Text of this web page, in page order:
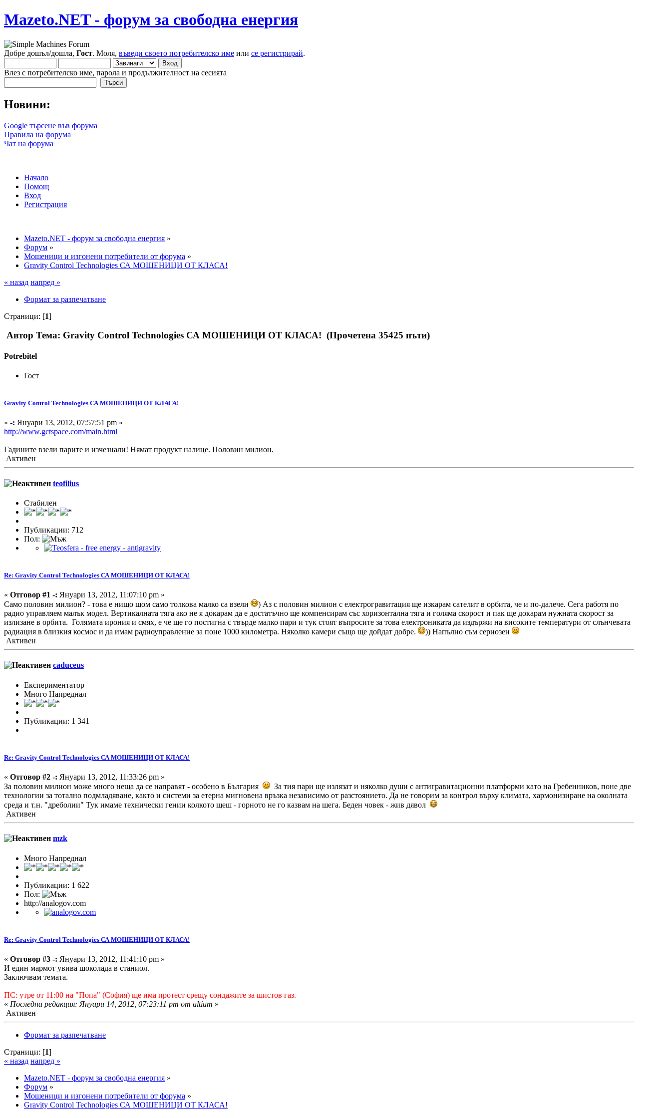
Mazeto.NET - форум за свободна енергия
Добре дошъл/дошла, Гост. Моля, въведи своето потребителско име или се регистрирай.
Влез с потребителско име, парола и продължителност на сесията
Новини:
Google търсене във форума
Правила на форума
Чат на форума
Начало
Помощ
Вход
Регистрация
Mazeto.NET - форум за свободна енергия »
Форум »
Мошеници и изгонени потребители от форума »
Gravity Control Technologies СА МОШЕНИЦИ ОТ КЛАСА!
« назад напред »
Формат за разпечатване
Страници: [1]
Автор Тема: Gravity Control Technologies СА МОШЕНИЦИ ОТ КЛАСА! (Прочетена 35425 пъти)
Potrebitel
Гост
Gravity Control Technologies СА МОШЕНИЦИ ОТ КЛАСА!
« -: Януари 13, 2012, 07:57:51 pm »
http://www.gctspace.com/main.html
Гадините взели парите и изчезнали! Нямат продукт налице. Половин милион.
Активен
teofilius
Стабилен
Публикации: 712
Пол:
Re: Gravity Control Technologies СА МОШЕНИЦИ ОТ КЛАСА!
« Отговор #1 -: Януари 13, 2012, 11:07:10 pm »
Само половин милион? - това е нищо щом само толкова малко са взели
) Аз с половин милион с електрогравитация ще изкарам сателит в орбита, че и по-далече. Сега работя по
радио управляем малък модел. Вертикалната тяга ако не я докарам да е достатъчно ще компенсирам със хоризонтална тяга и голяма скорост и пак ще докарам нужната скорост за
излизане в орбита. Голямата ирония и смях, е че ще го постигна с твърде малко пари и тук стоят въпросите за това електрониката да издържи на високите температури от слънчевата
радиация в близкия космос и да имам радиоуправление за поне 1000 километра. Няколко камери също ще дойдат добре.
)) Напълно съм сериозен
Активен
caduceus
Експериментатор
Много Напреднал
Публикации: 1 341
Re: Gravity Control Technologies СА МОШЕНИЦИ ОТ КЛАСА!
« Отговор #2 -: Януари 13, 2012, 11:33:26 pm »
За половин милион може много неща да се направят - особено в България
За тия пари ще излязат и няколко души с антигравитационни платформи като на Гребенников, поне две
технологии за тотално подмладяване, както и системи за етерна мигновена връзка независимо от разстоянието. Да не говорим за контрол върху климата, хармонизиране на околната
среда и т.н. "дреболии" Тук имаме технически гении колкото щеш - горното не го казвам на шега. Беден човек - жив дявол
Активен
mzk
Много Напреднал
Публикации: 1 622
Пол:
http://analogov.com
Re: Gravity Control Technologies СА МОШЕНИЦИ ОТ КЛАСА!
« Отговор #3 -: Януари 13, 2012, 11:41:10 pm »
И един мармот увива шоколада в станиол.
Заключвам темата.
ПС: утре от 11:00 на "Попа" (София) ще има протест срещу сондажите за шистов газ.
« Последна редакция: Януари 14, 2012, 07:23:11 pm от altium »
Активен
Формат за разпечатване
Страници: [1]
« назад напред »
Mazeto.NET - форум за свободна енергия »
Форум »
Мошеници и изгонени потребители от форума »
Gravity Control Technologies СА МОШЕНИЦИ ОТ КЛАСА!